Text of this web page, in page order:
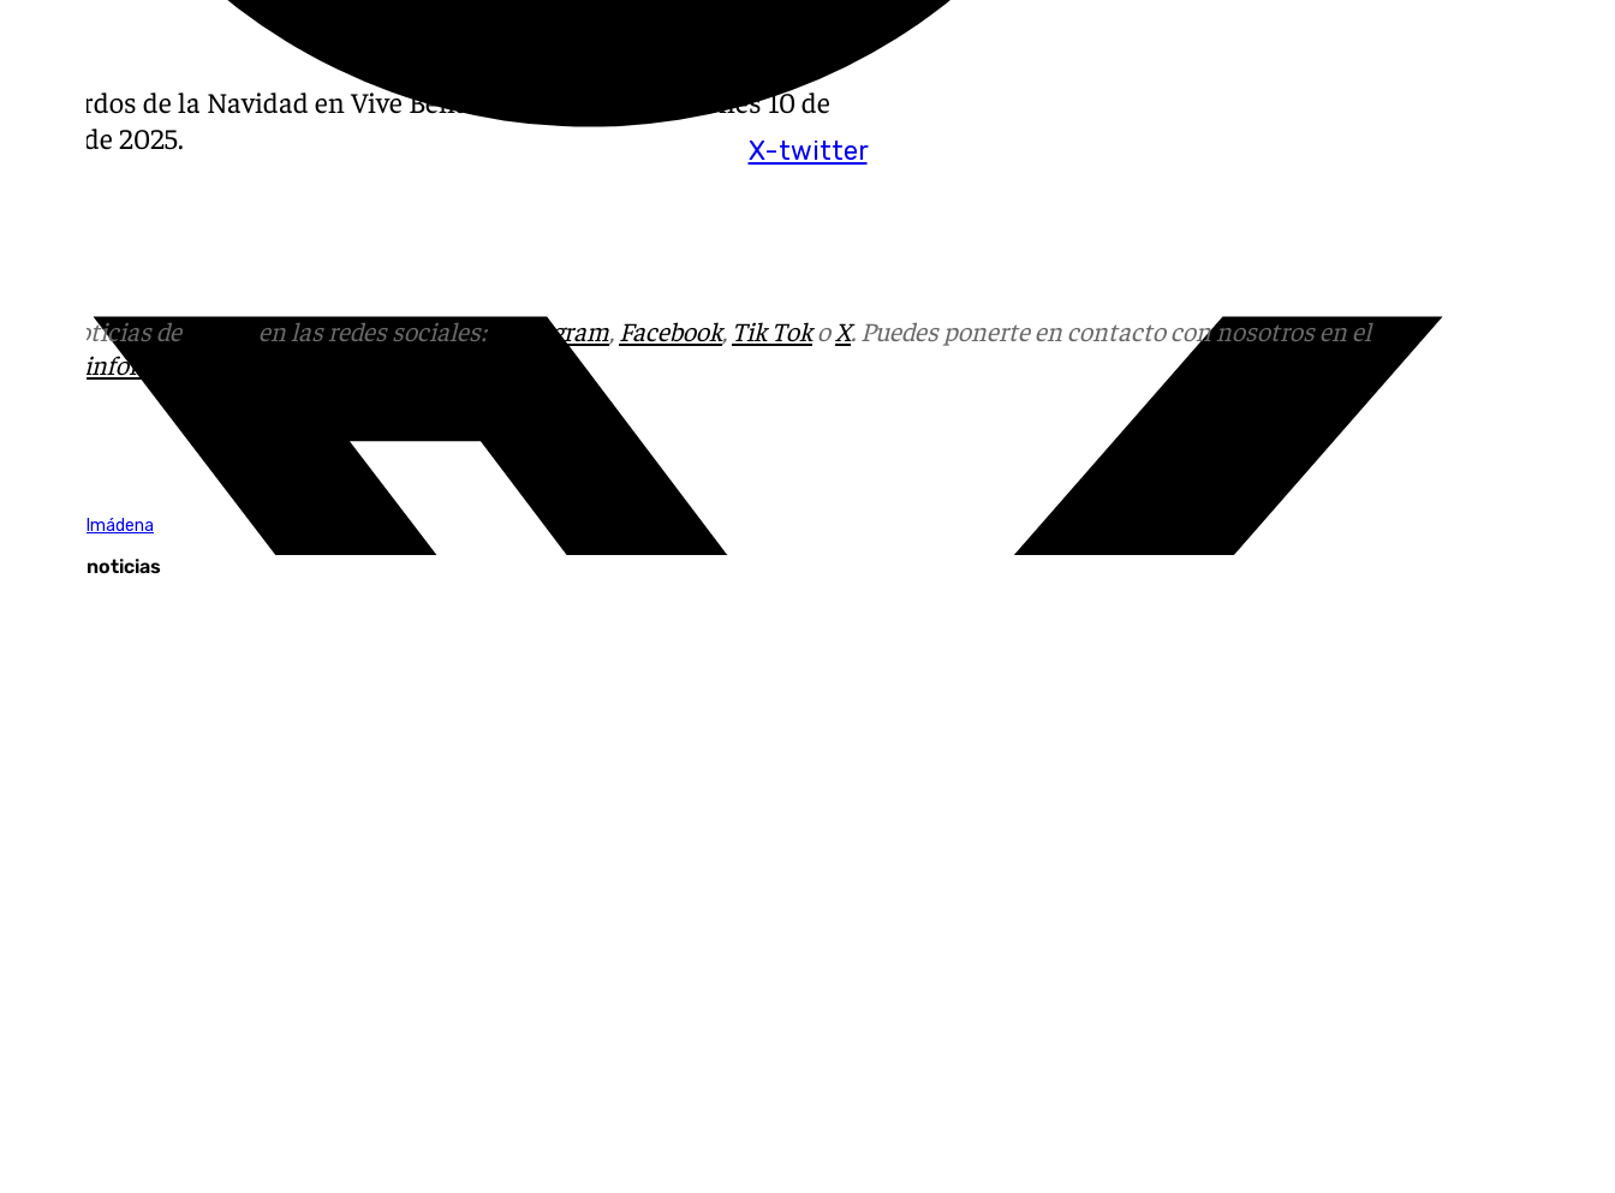
X-twitter
Recuerdos de la Navidad en Vive Benalmádena de este viernes 10 de
enero de 2025.
Más noticias de en las redes sociales: Instagram, Facebook, Tik TokoX. Puedes ponerte en contacto con nosotros en el
informativos@101tv.es
Vive Benalmádena
Últimas noticias